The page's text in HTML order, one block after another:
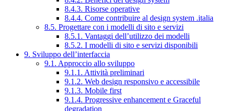
8.4.3. Risorse operative
8.4.4. Come contribuire al design system .italia
8.5. Progettare con i modelli di sito e servizi
8.5.1. Vantaggi dell’utilizzo dei modelli
8.5.2. I modelli di sito e servizi disponibili
9. Sviluppo dell’interfaccia
9.1. Approccio allo sviluppo
9.1.1. Attività preliminari
9.1.2. Web design responsivo e accessibile
9.1.3. Mobile first
9.1.4. Progressive enhancement e Graceful
degradation